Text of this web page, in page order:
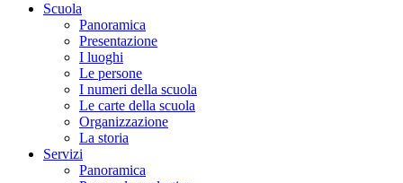
Scuola
Panoramica
Presentazione
I luoghi
Le persone
I numeri della scuola
Le carte della scuola
Organizzazione
La storia
Servizi
Panoramica